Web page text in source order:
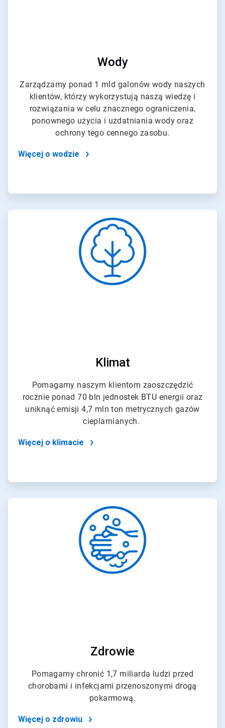
Wody
Zarządzamy ponad 1 mld galonów wody naszych
klientów, którzy wykorzystują naszą wiedzę i
rozwiązania w celu znacznego ograniczenia,
ponownego użycia i uzdatniania wody oraz
ochrony tego cennego zasobu.
Więcej o wodzie
2
4
Klimat
Pomagamy naszym klientom zaoszczędzić
rocznie ponad 70 bln jednostek BTU energii oraz
uniknąć emisji 4,7 mln ton metrycznych gazów
cieplarnianych.
Więcej o klimacie
3
dla
4
Zdrowie
Pomagamy chronić 1,7 miliarda ludzi przed
chorobami i infekcjami przenoszonymi drogą
pokarmową.
Więcej o zdrowiu